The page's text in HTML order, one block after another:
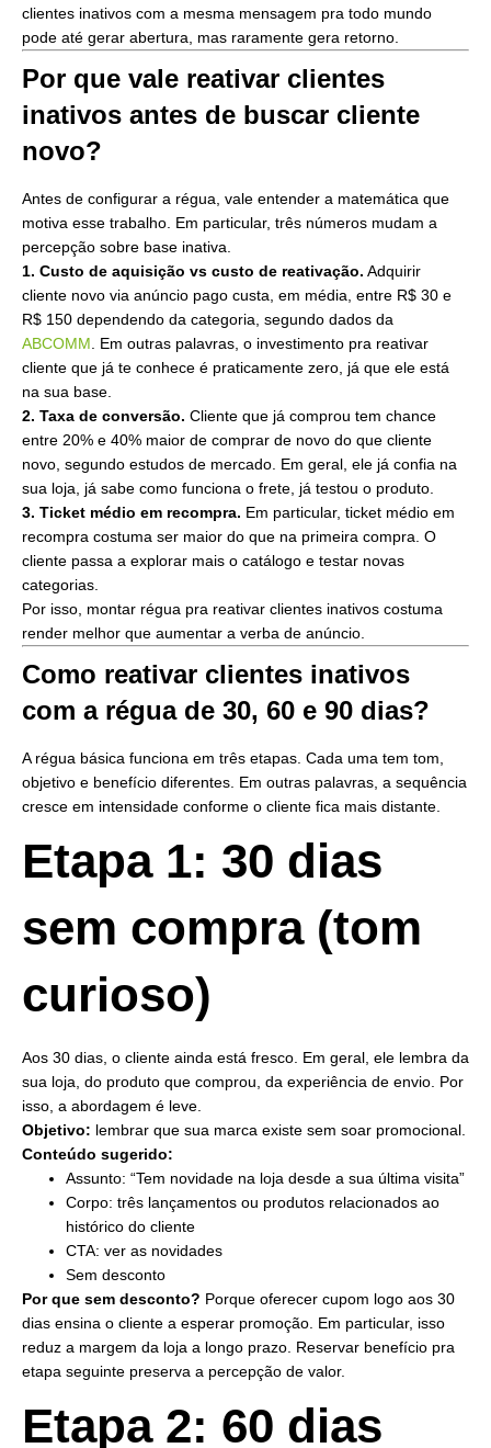
clientes inativos com a mesma mensagem pra todo mundo
pode até gerar abertura, mas raramente gera retorno.
Por que vale reativar clientes
inativos antes de buscar cliente
novo?
Antes de configurar a régua, vale entender a matemática que
motiva esse trabalho. Em particular, três números mudam a
percepção sobre base inativa.
1. Custo de aquisição vs custo de reativação. Adquirir
cliente novo via anúncio pago custa, em média, entre R$ 30 e
R$ 150 dependendo da categoria, segundo dados da
ABCOMM . Em outras palavras, o investimento pra reativar
cliente que já te conhece é praticamente zero, já que ele está
na sua base.
2. Taxa de conversão. Cliente que já comprou tem chance
entre 20% e 40% maior de comprar de novo do que cliente
novo, segundo estudos de mercado. Em geral, ele já confia na
sua loja, já sabe como funciona o frete, já testou o produto.
3. Ticket médio em recompra. Em particular, ticket médio em
recompra costuma ser maior do que na primeira compra. O
cliente passa a explorar mais o catálogo e testar novas
categorias.
Por isso, montar régua pra reativar clientes inativos costuma
render melhor que aumentar a verba de anúncio.
Como reativar clientes inativos
com a régua de 30, 60 e 90 dias?
A régua básica funciona em três etapas. Cada uma tem tom,
objetivo e benefício diferentes. Em outras palavras, a sequência
cresce em intensidade conforme o cliente fica mais distante.
Etapa 1: 30 dias
sem compra (tom
curioso)
Aos 30 dias, o cliente ainda está fresco. Em geral, ele lembra da
sua loja, do produto que comprou, da experiência de envio. Por
isso, a abordagem é leve.
Objetivo: lembrar que sua marca existe sem soar promocional.
Conteúdo sugerido:
Assunto: “Tem novidade na loja desde a sua última visita”
Corpo: três lançamentos ou produtos relacionados ao
histórico do cliente
CTA: ver as novidades
Sem desconto
Por que sem desconto? Porque oferecer cupom logo aos 30
dias ensina o cliente a esperar promoção. Em particular, isso
reduz a margem da loja a longo prazo. Reservar benefício pra
etapa seguinte preserva a percepção de valor.
Etapa 2: 60 dias